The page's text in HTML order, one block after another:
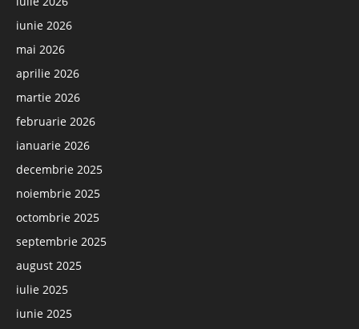
iunie 2026
mai 2026
aprilie 2026
martie 2026
februarie 2026
ianuarie 2026
decembrie 2025
noiembrie 2025
octombrie 2025
septembrie 2025
august 2025
iulie 2025
iunie 2025